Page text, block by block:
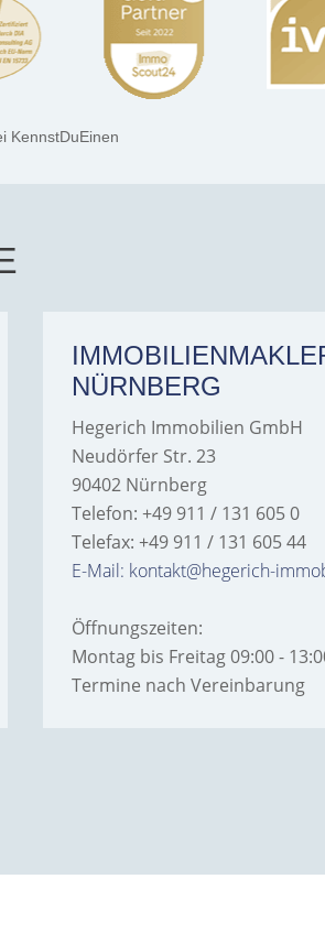
KennstDuEinen
NÜRNBERG
Hegerich Immobilien GmbH
Neudörfer Str. 23
90402 Nürnberg
Telefon: +49 911 / 131 605 0
Telefax: +49 911 / 131 605 44
E-Mail: kontakt@hegerich-
Öffnungszeiten:
Montag bis Freitag 09:00 -
Termine nach Vereinbarung